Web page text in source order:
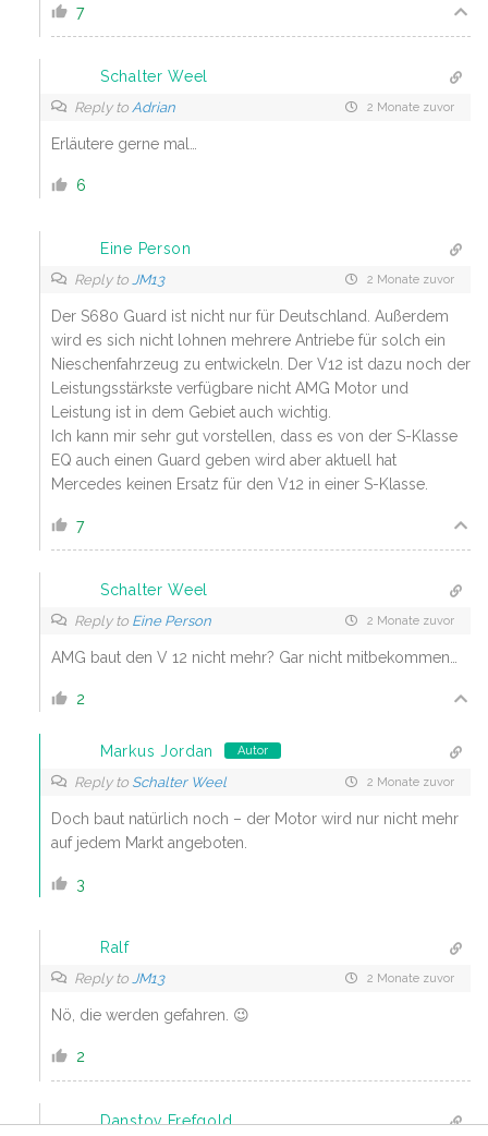
7
Schalter Weel
Reply to Adrian 2 Monate zuvor
Erläutere gerne mal…
6
Eine Person
Reply to JM13 2 Monate zuvor
Der S680 Guard ist nicht nur für Deutschland. Außerdem
wird es sich nicht lohnen mehrere Antriebe für solch ein
Nieschenfahrzeug zu entwickeln. Der V12 ist dazu noch der
Leistungsstärkste verfügbare nicht AMG Motor und
Leistung ist in dem Gebiet auch wichtig.
Ich kann mir sehr gut vorstellen, dass es von der S-Klasse
EQ auch einen Guard geben wird aber aktuell hat
Mercedes keinen Ersatz für den V12 in einer S-Klasse.
7
Schalter Weel
Reply to Eine Person 2 Monate zuvor
AMG baut den V 12 nicht mehr? Gar nicht mitbekommen…
2
Markus Jordan Autor
Reply to Schalter Weel 2 Monate zuvor
Doch baut natürlich noch – der Motor wird nur nicht mehr
auf jedem Markt angeboten.
3
Ralf
Reply to JM13 2 Monate zuvor
Nö, die werden gefahren. 😉
2
Danstov Frefgold